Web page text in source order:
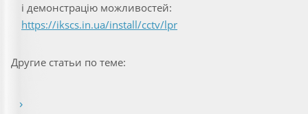
і демонстрацію можливостей:
https://ikscs.in.ua/install/cctv/lpr
Другие статьи по теме: